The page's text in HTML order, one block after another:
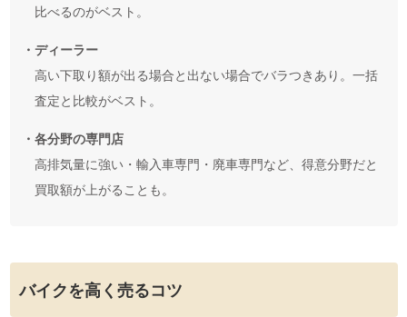
比べるのがベスト。
・ディーラー
高い下取り額が出る場合と出ない場合でバラつきあり。一括
査定と比較がベスト。
・各分野の専門店
高排気量に強い・輸入車専門・廃車専門など、得意分野だと
買取額が上がることも。
バイクを高く売るコツ